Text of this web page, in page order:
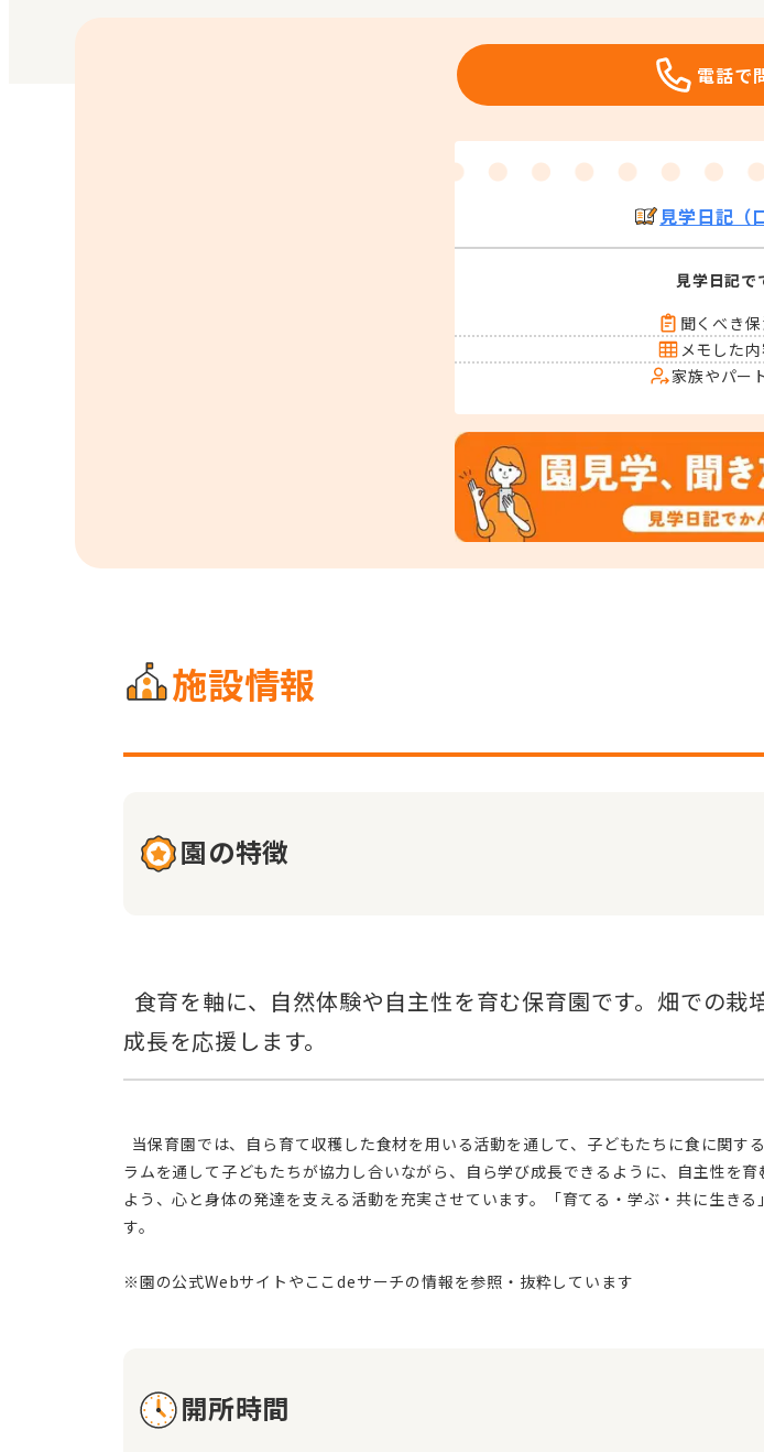
電話で
見学日記（
見学日記で
聞くべき
メモした
家族やパー
施設情報
園の特徴
ラムを通して子どもたちが協力し合いながら、自ら学び成長できるように、自主性を
よう、心と身体の発達を支える活動を充実させています。「育てる・学ぶ・共に生き
す。
開所時間